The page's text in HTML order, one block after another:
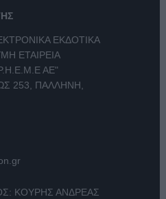
ΕΚΔΟΤΙΚΑ
ΕΤΑΙΡΕΙΑ
ΑΕ"
253, ΠΑΛΛΗΝΗ,
ΚΟΥΡΗΣ ΑΝΔΡΕΑΣ